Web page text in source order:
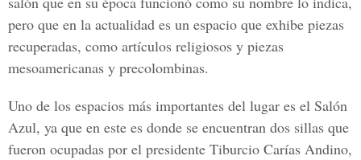
pero que en la actualidad es un espacio que exhibe piezas
recuperadas, como artículos religiosos y piezas
mesoamericanas y precolombinas.
Uno de los espacios más importantes del lugar es el Salón
Azul, ya que en este es donde se encuentran dos sillas que
fueron ocupadas por el presidente Tiburcio Carías Andino,